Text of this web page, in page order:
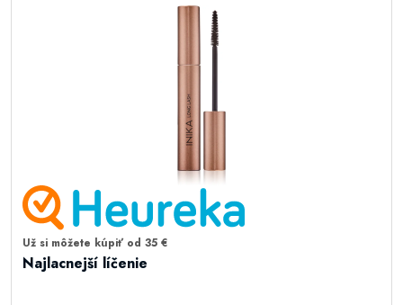
Už si môžete kúpiť od 35 €
Najlacnejší líčenie